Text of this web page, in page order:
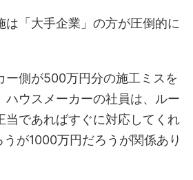
は「大手企業」の方が圧倒的に
ー側が500万円分の施工ミスを
ハウスメーカーの社員は、ルー
当であればすぐに対応してくれ
が1000万円だろうが関係あり